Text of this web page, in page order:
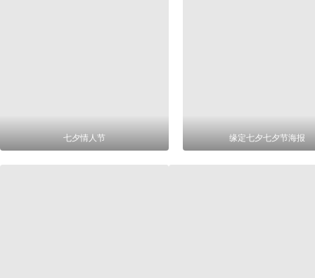
七夕情人节 缘定七夕七夕节海报